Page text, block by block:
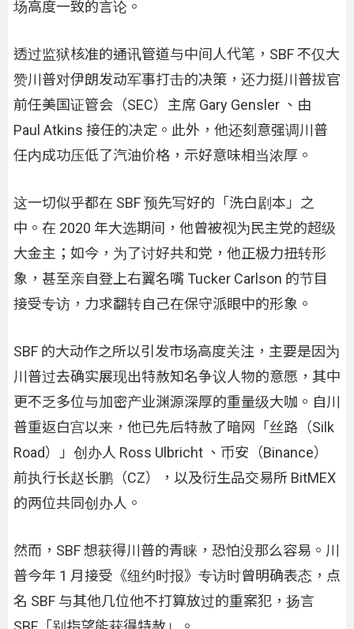
场高度一致的言论。
透过监狱核准的通讯管道与中间人代笔，SBF 不仅大
赞川普对伊朗发动军事打击的决策，还力挺川普拔官
前任美国证管会（SEC）主席 Gary Gensler 、由
Paul Atkins 接任的决定。此外，他还刻意强调川普
任内成功压低了汽油价格，示好意味相当浓厚。
这一切似乎都在 SBF 预先写好的「洗白剧本」之
中。在 2020 年大选期间，他曾被视为民主党的超级
大金主；如今，为了讨好共和党，他正极力扭转形
象，甚至亲自登上右翼名嘴 Tucker Carlson 的节目
接受专访，力求翻转自己在保守派眼中的形象。
SBF 的大动作之所以引发市场高度关注，主要是因为
川普过去确实展现出特赦知名争议人物的意愿，其中
更不乏多位与加密产业渊源深厚的重量级大咖。自川
普重返白宫以来，他已先后特赦了暗网「丝路（Silk
Road）」创办人 Ross Ulbricht 、币安（Binance）
前执行长赵长鹏（CZ），以及衍生品交易所 BitMEX
的两位共同创办人。
然而，SBF 想获得川普的青睐，恐怕没那么容易。川
普今年 1 月接受《纽约时报》专访时曾明确表态，点
名 SBF 与其他几位他不打算放过的重案犯，扬言